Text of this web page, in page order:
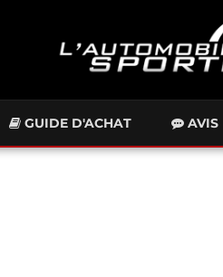
GUIDE D'ACHAT AVIS